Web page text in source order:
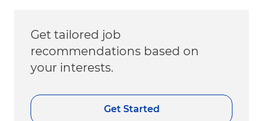
Get tailored job
recommendations based on
your interests.
Get Started